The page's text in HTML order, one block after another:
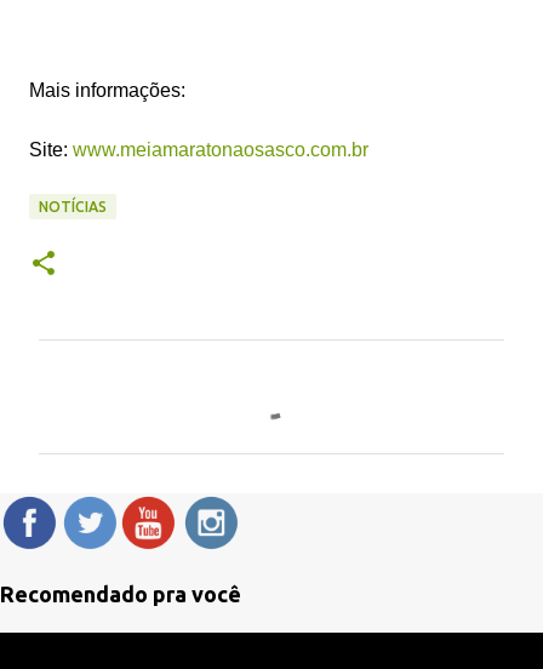
Mais informações:
Site: www.meiamaratonaosasco.com.br
NOTÍCIAS
n
t
Recomendado pra você